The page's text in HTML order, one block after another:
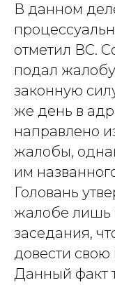
В данном
отметил ВС.
подал
законную
же день в
направлено
жалобы,
им
Головань
жалобе лишь
заседания,
довести
Данный факт